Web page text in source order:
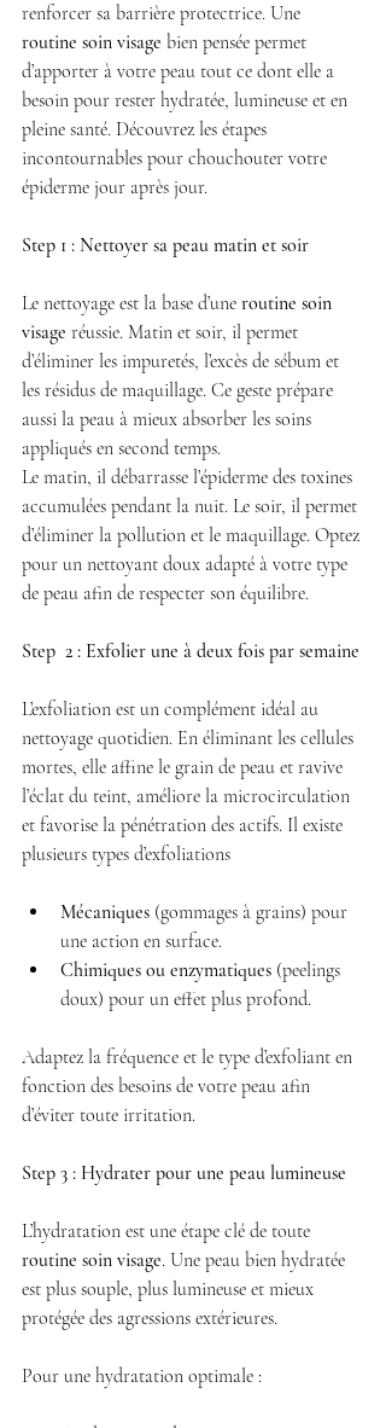
renforcer sa barrière protectrice. Une
routine soin visage bien pensée permet
d’apporter à votre peau tout ce dont elle a
besoin pour rester hydratée, lumineuse et en
pleine santé. Découvrez les étapes
incontournables pour chouchouter votre
épiderme jour après jour.
Step 1 : Nettoyer sa peau matin et soir
Le nettoyage est la base d’une routine soin
visage réussie. Matin et soir, il permet
d’éliminer les impuretés, l’excès de sébum et
les résidus de maquillage. Ce geste prépare
aussi la peau à mieux absorber les soins
appliqués en second temps.
Le matin, il débarrasse l’épiderme des toxines
accumulées pendant la nuit. Le soir, il permet
d’éliminer la pollution et le maquillage. Optez
pour un nettoyant doux adapté à votre type
de peau afin de respecter son équilibre.
Step  2 : Exfolier une à deux fois par semaine
L’exfoliation est un complément idéal au
nettoyage quotidien. En éliminant les cellules
mortes, elle affine le grain de peau et ravive
l’éclat du teint, améliore la microcirculation
et favorise la pénétration des actifs. Il existe
plusieurs types d’exfoliations
Mécaniques (gommages à grains) pour
une action en surface.
Chimiques ou enzymatiques (peelings
doux) pour un effet plus profond.
Adaptez la fréquence et le type d’exfoliant en
fonction des besoins de votre peau afin
d’éviter toute irritation.
Step 3 : Hydrater pour une peau lumineuse
L’hydratation est une étape clé de toute
routine soin visage. Une peau bien hydratée
est plus souple, plus lumineuse et mieux
protégée des agressions extérieures.
Pour une hydratation optimale :